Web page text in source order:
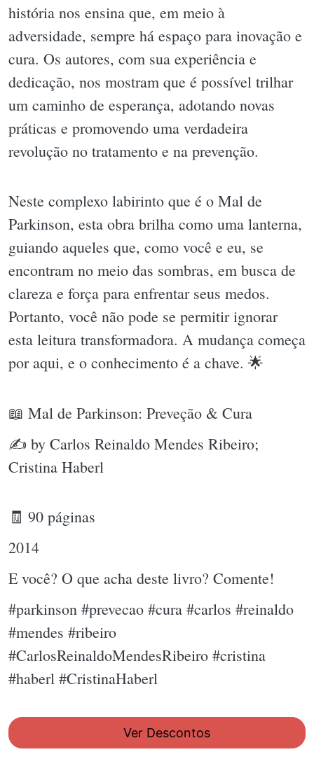
história nos ensina que, em meio à
adversidade, sempre há espaço para inovação e
cura. Os autores, com sua experiência e
dedicação, nos mostram que é possível trilhar
um caminho de esperança, adotando novas
práticas e promovendo uma verdadeira
revolução no tratamento e na prevenção.
Neste complexo labirinto que é o Mal de
Parkinson, esta obra brilha como uma lanterna,
guiando aqueles que, como você e eu, se
encontram no meio das sombras, em busca de
clareza e força para enfrentar seus medos.
Portanto, você não pode se permitir ignorar
esta leitura transformadora. A mudança começa
por aqui, e o conhecimento é a chave. 🌟
📖 Mal de Parkinson: Preveção & Cura
✍ by Carlos Reinaldo Mendes Ribeiro;
Cristina Haberl
🧾 90 páginas
2014
E você? O que acha deste livro? Comente!
#parkinson #prevecao #cura #carlos #reinaldo
#mendes #ribeiro
#CarlosReinaldoMendesRibeiro #cristina
#haberl #CristinaHaberl
Ver Descontos